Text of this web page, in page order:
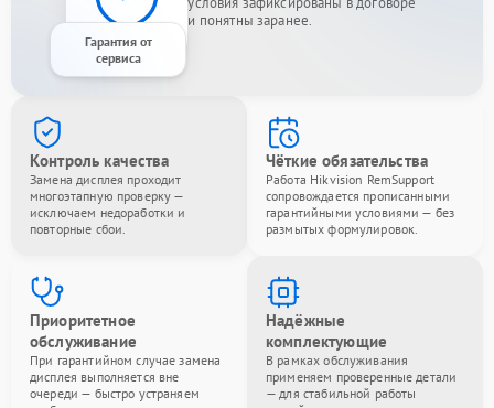
Гарантия от
сервиса
и понятны заранее.
Контроль качества
Замена дисплея проходит
многоэтапную проверку —
исключаем недоработки и
повторные сбои.
Чёткие обязательства
Работа Hikvision RemSupport
сопровождается прописанными
гарантийными условиями — без
размытых формулировок.
Приоритетное
обслуживание
При гарантийном случае замена
дисплея выполняется вне
очереди — быстро устраняем
Надёжные
комплектующие
В рамках обслуживания
применяем проверенные детали
— для стабильной работы